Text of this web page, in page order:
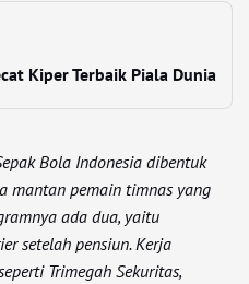
Kiper Terbaik Piala Dunia
Bola Indonesia dibentuk
mantan pemain timnas yang
ada dua, yaitu
setelah pensiun. Kerja
Trimegah Sekuritas,